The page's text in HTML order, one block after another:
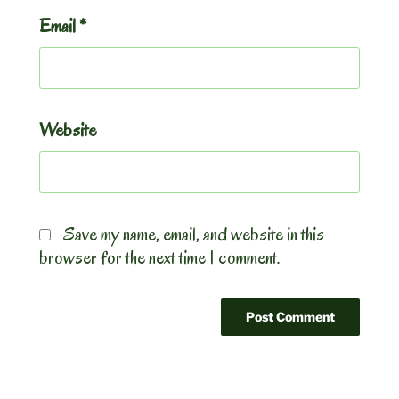
Email*
Website
Save my name, email, and website in this
browser for the next time I comment.